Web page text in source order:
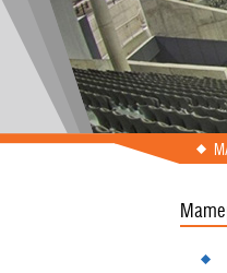
PrevNext